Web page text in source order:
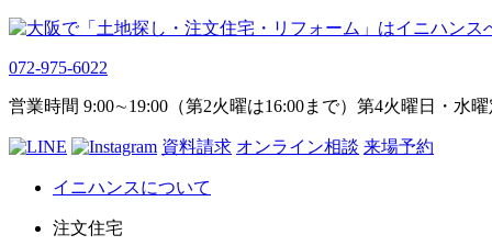
072-975-6022
営業時間 9:00∼19:00（第2火曜は16:00まで）第4火曜日・水
資料請求 オンライン相談 来場予約
イニハンスについて
注文住宅